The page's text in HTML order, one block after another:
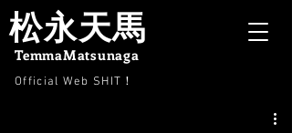
Official Web SHIT ！
松永天馬
TemmaMatsunaga